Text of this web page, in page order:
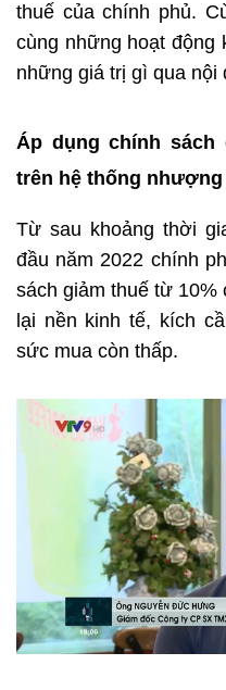
thuế của chính phủ.
cùng những hoạt động
những giá trị gì qua nội
Áp dụng chính sách
trên hệ thống
Từ sau khoảng thời
đầu năm 2022 chính
sách giảm thuế từ
lại nền kinh tế, kích
sức mua còn thấp.